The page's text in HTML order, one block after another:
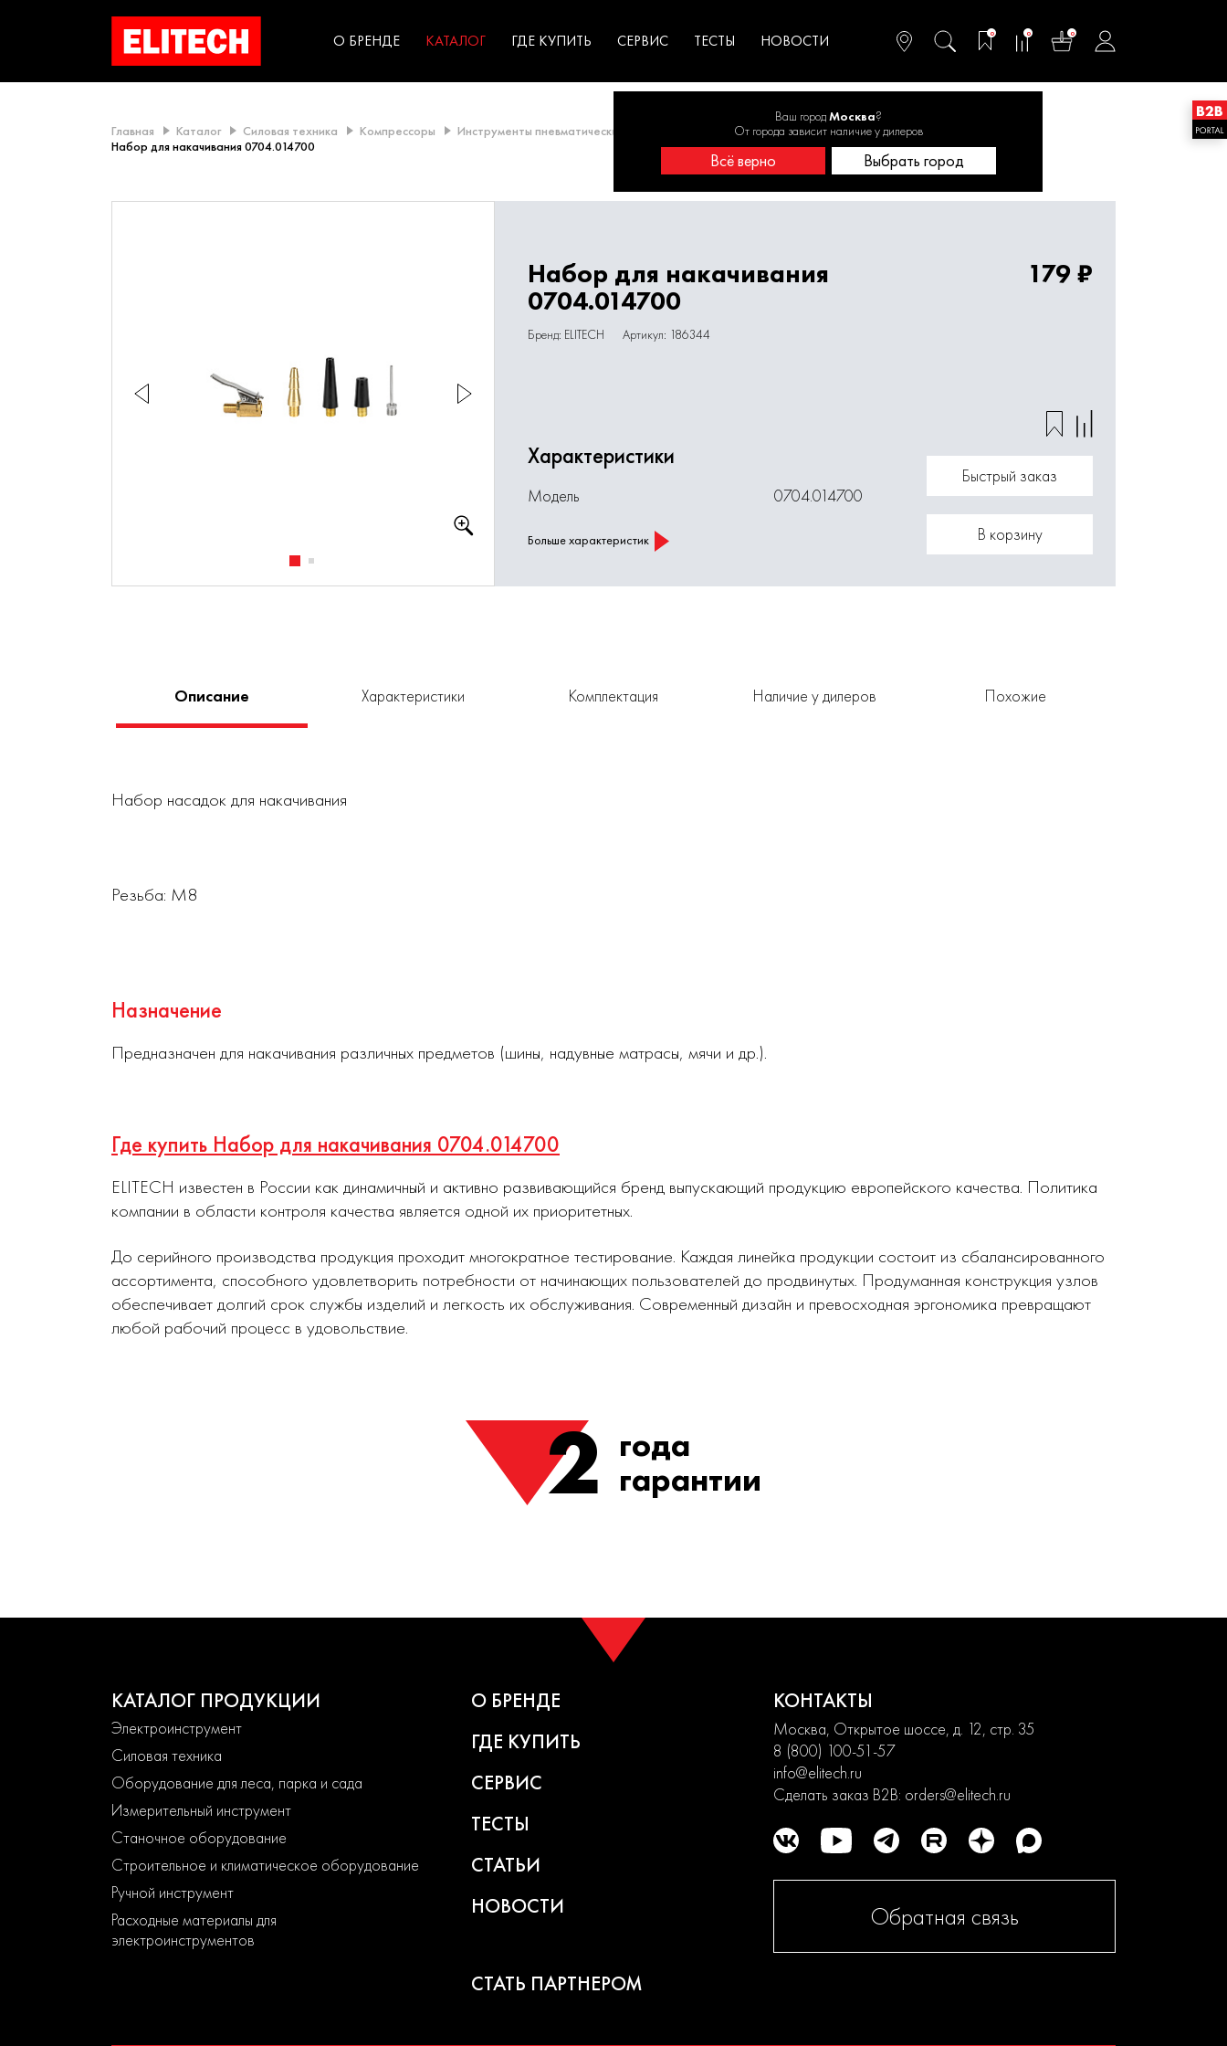
О БРЕНДЕ КАТАЛОГ садоводства
ГДЕ КУПИТЬ СЕРВИС ТЕСТЫ НОВОСТИ 0 0 0
Ваш городМосква?
От города зависит наличие у дилеров
Всё верно Выбрать город
Главная Каталог Силовая техника Компрессоры Инструменты пневматические
Расходные материалы для пневмоинструментов
Набор для накачивания 0704.014700
Набор для накачивания
0704.014700
Бренд: ELITECH Артикул: 186344
179 ₽
Характеристики
Модель 0704.014700
Больше характеристик
Быстрый заказ
В корзину
Описание Характеристики Комплектация Наличие у дилеров Похожие
Набор насадок для накачивания
Резьба: М8
Назначение
Предназначен для накачивания различных предметов (шины, надувные матрасы, мячи и др.).
Где купить Набор для накачивания 0704.014700
ELITECH известен в России как динамичный и активно развивающийся бренд выпускающий продукцию европейского качества. Политика
компании в области контроля качества является одной их приоритетных.
До серийного производства продукция проходит многократное тестирование. Каждая линейка продукции состоит из сбалансированного
ассортимента, способного удовлетворить потребности от начинающих пользователей до продвинутых. Продуманная конструкция узлов
обеспечивает долгий срок службы изделий и легкость их обслуживания. Современный дизайн и превосходная эргономика превращают
любой рабочий процесс в удовольствие.
2 года
гарантии
КАТАЛОГ ПРОДУКЦИИ
Электроинструмент
Силовая техника
Оборудование для леса, парка и сада
Измерительный инструмент
Станочное оборудование
Строительное и климатическое оборудование
Ручной инструмент
Расходные материалы для
электроинструментов
О БРЕНДЕ
ГДЕ КУПИТЬ
СЕРВИС
ТЕСТЫ
СТАТЬИ
НОВОСТИ
СТАТЬ ПАРТНЕРОМ
КОНТАКТЫ
Москва, Открытое шоссе, д. 12, стр. 35
8 (800) 100-51-57
info@elitech.ru
Сделать заказ B2B: orders@elitech.ru
Обратная связь